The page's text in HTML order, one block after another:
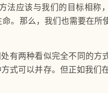
应该与我们的目标相称
。那么，我们也需要在所
有两种看似完全不同的方
式可以并存。但正如我们